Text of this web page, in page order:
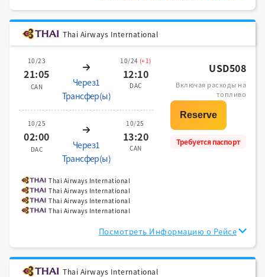
Thai Airways International
10/23
21:05
CAN
Через1
Трансфер(ы)
10/24 (+1)
12:10
DAC
10/25
02:00
DAC
Через1
Трансфер(ы)
10/25
13:20
CAN
USD508
Включая расходы на
топливо
Требуется паспорт
Thai Airways International
Thai Airways International
Thai Airways International
Thai Airways International
Посмотреть Информацию о Рейсе
Thai Airways International